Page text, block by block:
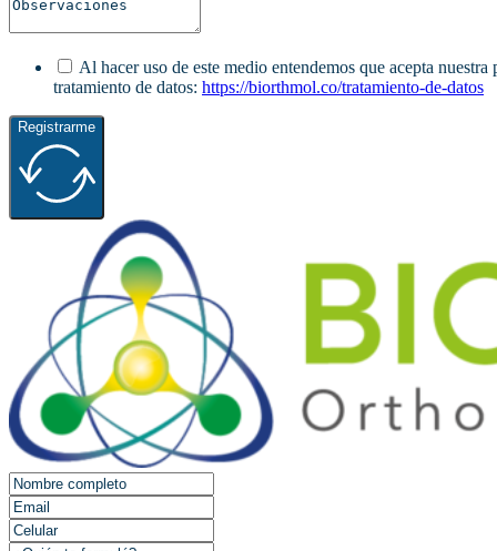
Al hacer uso de este medio entendemos que acepta
tratamiento de datos: https://biorthmol.co/tratamiento-de-datos
Registrarme